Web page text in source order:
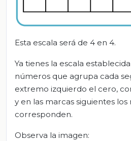
Esta escala será de 4 en 4.
Ya tienes la escala
números que agrupa cada
extremo izquierdo el cero,
y en las marcas siguientes
corresponden.
Observa la imagen: